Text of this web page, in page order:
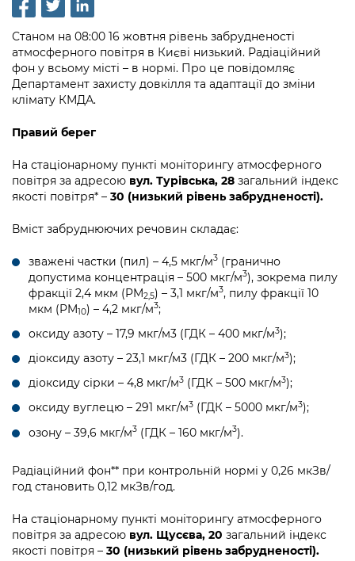
Рішення та розпорядження
Проєкти розпоряджень, що
перебувають на погодженні КМВА
Рішення Київради
Контактна інформація
Графік роботи та прийому громадян
Вакансії
Статистика
Звернення громадян
Регуляторна діяльність
Промисловість і наука Києва
Підприємства, установи, організації
Kyiv International Relations
Річні звіти
Безбар'єрність
Київська міська військова адміністрація
Освіта та навчальні заклади
Дороги, транспорт та парковки
Навколишнє середовище міста
Бізнес та ліцензування
Ритуальні послуги
Іноземцям / For foreigners
Пам'ятки культурної спадщини
Портал Захисників та Захисниць
Безбар'єрність
Міський застосунок Київ Цифровий
Важливе під час воєнного стану
Громадська експертиза
Громадський бюджет
Консультації з громадськістю
Відкритий бюджет
Рада з питань внутрішньо переміщених
осіб при Київській міській військовій
адміністрації
«Ініціатива «Партнерство «Відкритий
Уряд» – місцевий рівень»
Важливе під час воєнного стану
Інформація з обмеженим доступом
Подати запит онлайн
Проекти нормативно-правових та
Питання і відповіді про публічну
інформацію
Порядок оскарження рішень, дій чи
бездіяльності розпорядників інформації
Звіти про опрацювання запитів на
публічну інформацію
Інформація для споживачів
Портал даних Києва
Публічні дашборди
Медіагалерея
Підписатися на новини та анонси від
КМДА / Subscribe to announcements
from the KCSA
Accreditation process
Подати журналістський запит /
Submitting a media request
Зйомки в лікарнях в умовах воєнного
стану / Rules for media coverage of
hospitals at work under martial law
Контакти для медіа / Contacts for mass
media
Портал Послуг
Станом на 08:00 16 жовтня рівень забрудненості
атмосферного повітря в Києві низький. Радіаційний
фон у всьому місті – в нормі. Про це повідомляє
Департамент захисту довкілля та адаптації до зміни
клімату КМДА.
Правий берег
На стаціонарному пункті моніторингу атмосферного
повітря за адресою вул. Турівська, 28 загальний індекс
якості повітря* – 30 (низький рівень забрудненості).
Вміст забруднюючих речовин складає:
зважені частки (пил) – 4,5 мкг/м3 (гранично
допустима концентрація – 500 мкг/м3), зокрема пилу
фракції 2,4 мкм (PM2,5) – 3,1 мкг/м3, пилу фракції 10
мкм (PM10) – 4,2 мкг/м3;
оксиду азоту – 17,9 мкг/м3 (ГДК – 400 мкг/м3);
діоксиду азоту – 23,1 мкг/м3 (ГДК – 200 мкг/м3);
діоксиду сірки – 4,8 мкг/м3 (ГДК – 500 мкг/м3);
оксиду вуглецю – 291 мкг/м3 (ГДК – 5000 мкг/м3);
озону – 39,6 мкг/м3 (ГДК – 160 мкг/м3).
Радіаційний фон** при контрольній нормі у 0,26 мкЗв/
год становить 0,12 мкЗв/год.
На стаціонарному пункті моніторингу атмосферного
повітря за адресою вул. Щусєва, 20 загальний індекс
якості повітря – 30 (низький рівень забрудненості).